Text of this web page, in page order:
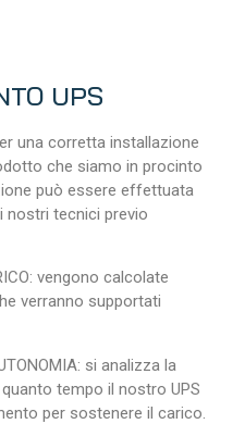
UPS
una corretta installazione
che siamo in procinto
può essere effettuata
nostri tecnici previo
vengono calcolate
verranno supportati
si analizza la
tempo il nostro UPS
per sostenere il carico.